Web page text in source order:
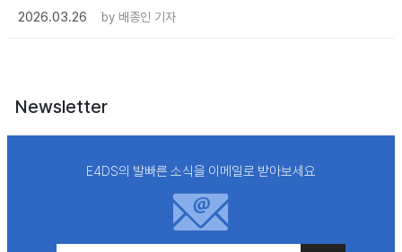
2026.03.26
by 배종인 기자
Newsletter
E4DS의 발빠른 소식을 이메일로 받아보세요